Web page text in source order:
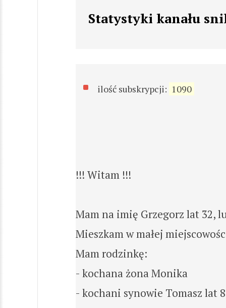
Statystyki kanału
ilość subskrypcji: 1090
!!! Witam !!!
Mam na imię Grzegorz lat 32,
Mieszkam w małej
Mam rodzinkę:
- kochana żona Monika
- kochani synowie Tomasz lat